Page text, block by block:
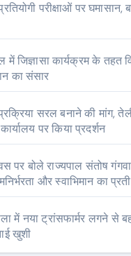
परीक्षाओं पर घमासान,
कार्यक्रम के तहत
का संसार
सरल बनाने की मांग,
पर किया प्रदर्शन
पर बोले राज्यपाल संतोष
और स्वाभिमान का
में नया ट्रांसफार्मर लगने से
खुशी